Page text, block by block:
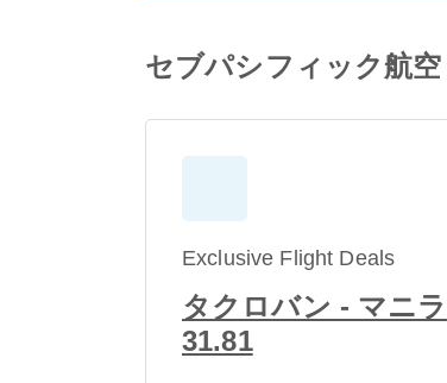
セブパシフィック航
Exclusive Flight Deals
タクロバン - マニ
31.81